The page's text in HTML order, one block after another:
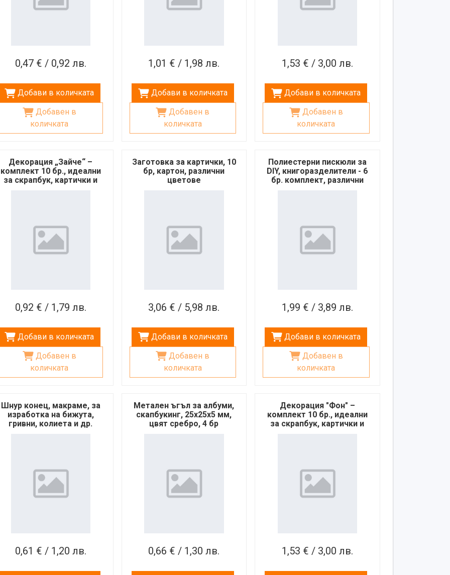
0,47 € / 0,92 лв.
Добави в количката
Добавен в
количката
1,01 € / 1,98 лв.
Добави в количката
Добавен в
количката
1,53 € / 3,00 лв.
Добави в количката
Добавен в
количката
Декорация „Зайче“ –
комплект 10 бр., идеални
за скрапбук, картички и
0,92 € / 1,79 лв.
Добави в количката
Добавен в
количката
Заготовка за картички, 10
бр, картон, различни
цветове
3,06 € / 5,98 лв.
Добави в количката
количката
Полиестерни пискюли за
DIY, книгоразделители - 6
бр. комплект, различни
1,99 € / 3,89 лв.
Добави в количката
Добавен в
количката
Шнур конец, макраме, за
изработка на бижута,
гривни, колиета и др.
0,61 € / 1,20 лв.
Метален ъгъл за албуми,
скапбукинг, 25x25x5 мм,
цвят сребро, 4 бр
0,66 € / 1,30 лв.
Декорация "Фон" –
комплект 10 бр., идеални
за скрапбук, картички и
1,53 € / 3,00 лв.